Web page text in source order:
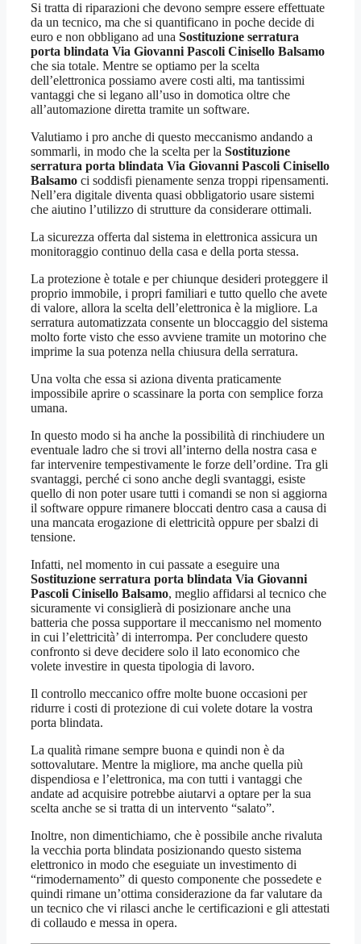
Si tratta di riparazioni che devono sempre essere effettuate
da un tecnico, ma che si quantificano in poche decide di
euro e non obbligano ad una Sostituzione serratura
porta blindata Via Giovanni Pascoli Cinisello Balsamo
che sia totale. Mentre se optiamo per la scelta
dell’elettronica possiamo avere costi alti, ma tantissimi
vantaggi che si legano all’uso in domotica oltre che
all’automazione diretta tramite un software.
Valutiamo i pro anche di questo meccanismo andando a
sommarli, in modo che la scelta per la Sostituzione
serratura porta blindata Via Giovanni Pascoli Cinisello
Balsamo ci soddisfi pienamente senza troppi ripensamenti.
Nell’era digitale diventa quasi obbligatorio usare sistemi
che aiutino l’utilizzo di strutture da considerare ottimali.
La sicurezza offerta dal sistema in elettronica assicura un
monitoraggio continuo della casa e della porta stessa.
La protezione è totale e per chiunque desideri proteggere il
proprio immobile, i propri familiari e tutto quello che avete
di valore, allora la scelta dell’elettronica è la migliore. La
serratura automatizzata consente un bloccaggio del sistema
molto forte visto che esso avviene tramite un motorino che
imprime la sua potenza nella chiusura della serratura.
Una volta che essa si aziona diventa praticamente
impossibile aprire o scassinare la porta con semplice forza
umana.
In questo modo si ha anche la possibilità di rinchiudere un
eventuale ladro che si trovi all’interno della nostra casa e
far intervenire tempestivamente le forze dell’ordine. Tra gli
svantaggi, perché ci sono anche degli svantaggi, esiste
quello di non poter usare tutti i comandi se non si aggiorna
il software oppure rimanere bloccati dentro casa a causa di
una mancata erogazione di elettricità oppure per sbalzi di
tensione.
Infatti, nel momento in cui passate a eseguire una
Sostituzione serratura porta blindata Via Giovanni
Pascoli Cinisello Balsamo, meglio affidarsi al tecnico che
sicuramente vi consiglierà di posizionare anche una
batteria che possa supportare il meccanismo nel momento
in cui l’elettricità’ di interrompa. Per concludere questo
confronto si deve decidere solo il lato economico che
volete investire in questa tipologia di lavoro.
Il controllo meccanico offre molte buone occasioni per
ridurre i costi di protezione di cui volete dotare la vostra
porta blindata.
La qualità rimane sempre buona e quindi non è da
sottovalutare. Mentre la migliore, ma anche quella più
dispendiosa e l’elettronica, ma con tutti i vantaggi che
andate ad acquisire potrebbe aiutarvi a optare per la sua
scelta anche se si tratta di un intervento “salato”.
Inoltre, non dimentichiamo, che è possibile anche rivaluta
la vecchia porta blindata posizionando questo sistema
elettronico in modo che eseguiate un investimento di
“rimodernamento” di questo componente che possedete e
quindi rimane un’ottima considerazione da far valutare da
un tecnico che vi rilasci anche le certificazioni e gli attestati
di collaudo e messa in opera.